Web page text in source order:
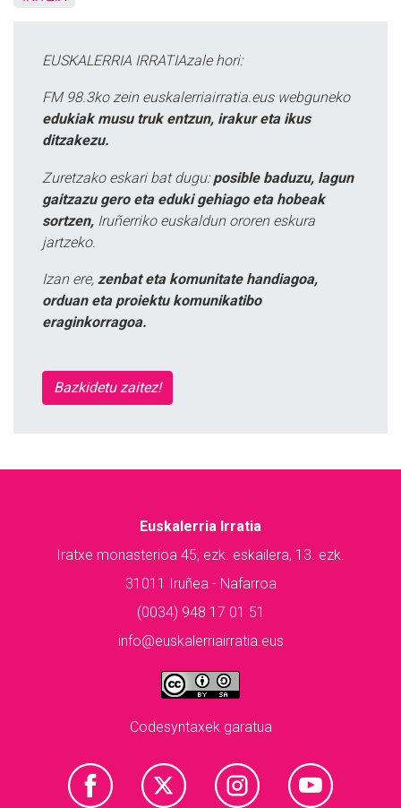
EUSKALERRIA IRRATIAzale hori:
FM 98.3ko zein euskalerriairratia.eus webguneko
edukiak musu truk entzun, irakur eta ikus
ditzakezu.
Zuretzako eskari bat dugu: posible baduzu, lagun
gaitzazu gero eta eduki gehiago eta hobeak
sortzen, Iruñerriko euskaldun ororen eskura
jartzeko.
Izan ere, zenbat eta komunitate handiagoa,
orduan eta proiektu komunikatibo
eraginkorragoa.
Bazkidetu zaitez!
Euskalerria Irratia
Iratxe monasterioa 45, ezk. eskailera, 13. ezk.
31011 Iruñea - Nafarroa
(0034) 948 17 01 51
info@euskalerriairratia.eus
Codesyntaxek garatua